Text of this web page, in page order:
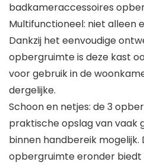
badkameraccessoires
Multifunctioneel: niet alleen
Dankzij het eenvoudige
opbergruimte is deze kast
voor gebruik in de
dergelijke.
Schoon en netjes: de 3
praktische opslag van vaak
binnen handbereik
opbergruimte eronder